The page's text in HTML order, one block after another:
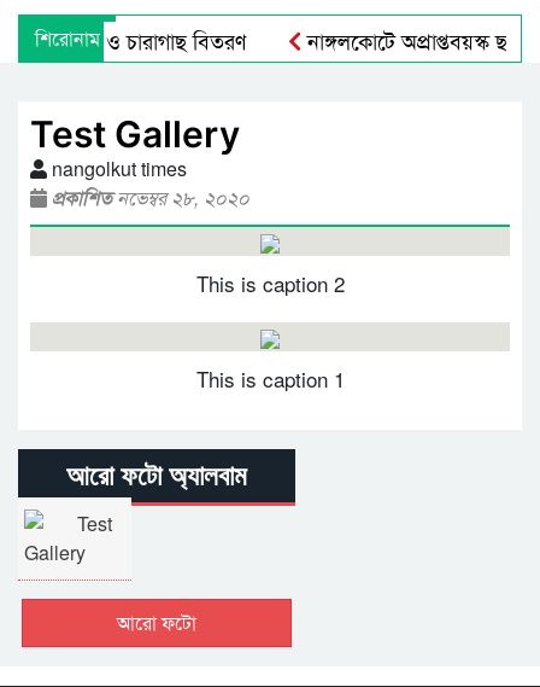
শিরোনাম
বৃক্ষরোপণ ও চারাগাছ বিতরণ
নাঙ্গলকোটে অপ্রাপ্তবয়স্ক
Test Gallery
nangolkut times
প্রকাশিতনভেম্বর ২৮, ২০২০
This is caption 2
This is caption 1
আরো ফটো অ্যালবাম
Test
Gallery
আরো ফটো